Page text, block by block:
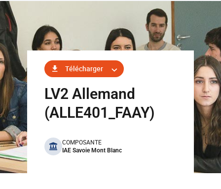
Télécharger
LV2 Allemand
(ALLE401_FAAY)
benefits
COMPOSANTE
IAE Savoie Mont Blanc